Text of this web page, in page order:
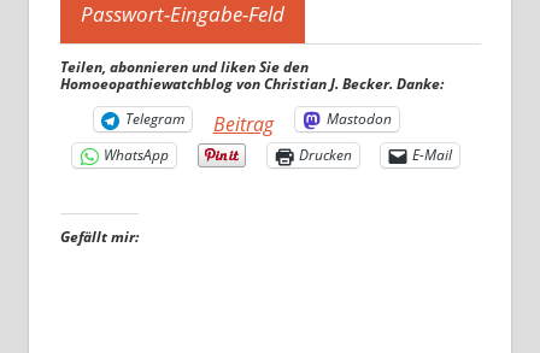
Teilen, abonnieren und liken Sie den
Homoeopathiewatchblog von Christian J. Becker. Danke:
Telegram
Beitrag
Mastodon
WhatsApp
Drucken E-Mail
Gefällt mir: